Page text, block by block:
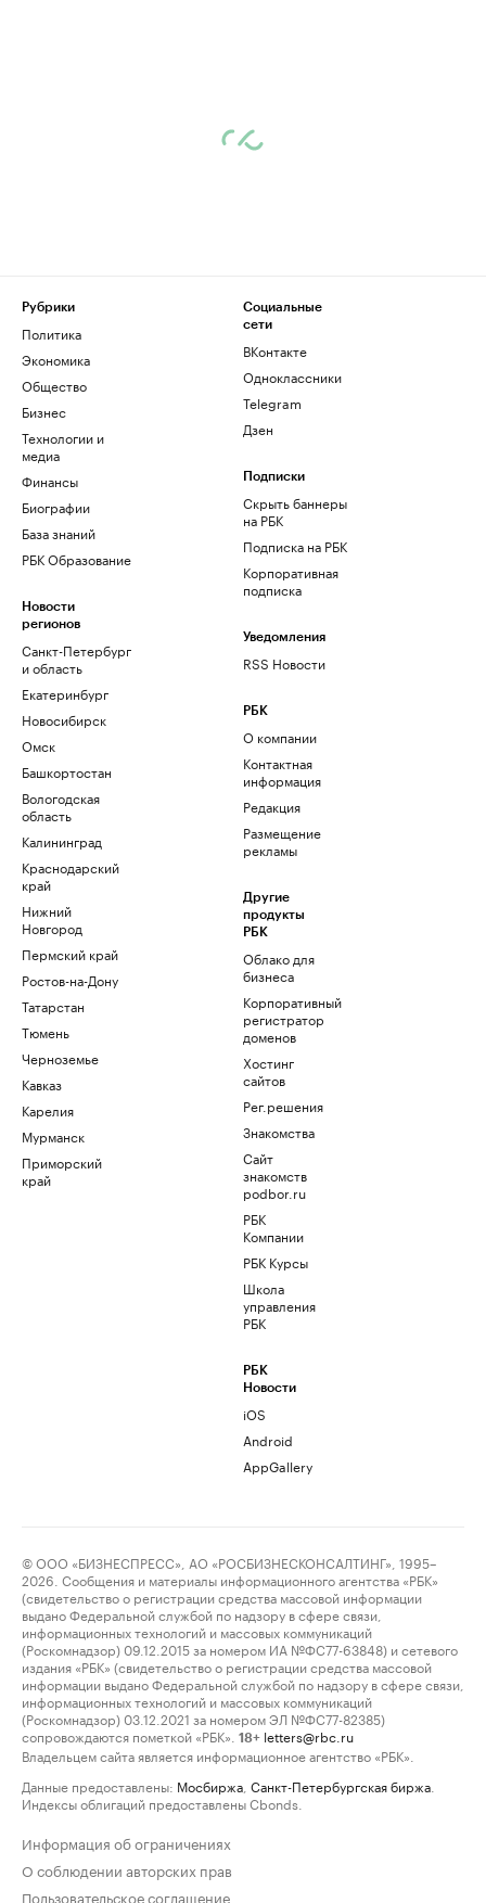
Рубрики
Политика
Экономика
Общество
Бизнес
Технологии и
медиа
Финансы
Биографии
База знаний
РБК Образование
Новости
регионов
Санкт-Петербург
и область
Екатеринбург
Новосибирск
Омск
Башкортостан
Вологодская
область
Калининград
Краснодарский
край
Нижний
Новгород
Пермский край
Ростов-на-Дону
Татарстан
Тюмень
Черноземье
Кавказ
Карелия
Мурманск
Приморский
край
Социальные
сети
ВКонтакте
Одноклассники
Telegram
Дзен
Подписки
Скрыть баннеры
на РБК
Подписка на РБК
Корпоративная
подписка
Уведомления
RSS Новости
РБК
О компании
Контактная
информация
Редакция
Размещение
рекламы
Другие
продукты
РБК
Облако для
бизнеса
Корпоративный
регистратор
доменов
Хостинг
сайтов
Рег.решения
Знакомства
Сайт
знакомств
podbor.ru
РБК
Компании
РБК Курсы
Школа
управления
РБК
РБК
Новости
iOS
Android
AppGallery
© ООО «БИЗНЕСПРЕСС», АО «РОСБИЗНЕСКОНСАЛТИНГ», 1995–
2026. Сообщения и материалы информационного агентства «РБК»
(свидетельство о регистрации средства массовой информации
выдано Федеральной службой по надзору в сфере связи,
информационных технологий и массовых коммуникаций
(Роскомнадзор) 09.12.2015 за номером ИА №ФС77-63848) и сетевого
издания «РБК» (свидетельство о регистрации средства массовой
информации выдано Федеральной службой по надзору в сфере связи,
информационных технологий и массовых коммуникаций
(Роскомнадзор) 03.12.2021 за номером ЭЛ №ФС77-82385)
сопровождаются пометкой «РБК».
18+ letters@rbc.ru
Владельцем сайта является информационное агентство «РБК».
Данные предоставлены: Мосбиржа Санкт-Петербургская биржа
Индексы облигаций предоставлены Cbonds.
Информация об ограничениях
О соблюдении авторских прав
Пользовательское соглашение